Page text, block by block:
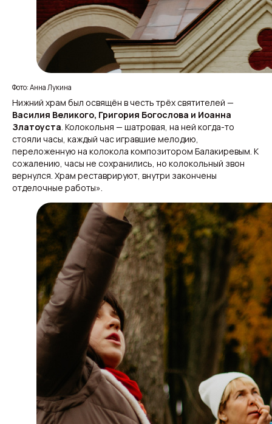
Фото: Анна Лукина
Нижний храм был освящён в честь трёх святителей —
Василия Великого, Григория Богослова и Иоанна
Златоуста. Колокольня — шатровая, на ней когда-то
стояли часы, каждый час игравшие мелодию,
переложенную на колокола композитором Балакиревым. К
сожалению, часы не сохранились, но колокольный звон
вернулся. Храм реставрируют, внутри закончены
отделочные работы».